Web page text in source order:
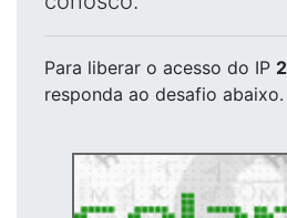
Para liberar o acesso do IP
responda ao desafio abaixo.